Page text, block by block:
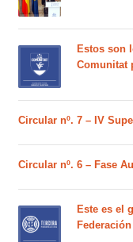
Estos son
Comunitat
Circular nº. 7 – IV
Circular nº. 6 – Fase
Este es el